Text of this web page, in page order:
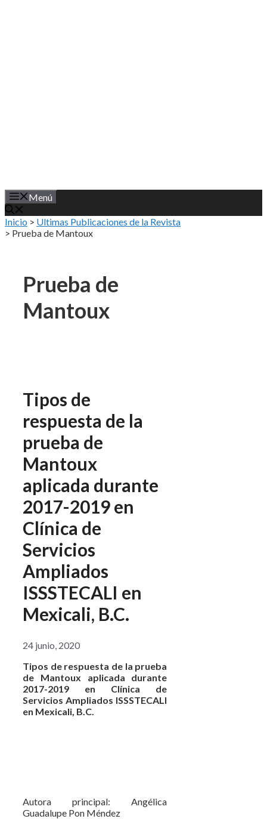
Menú
Inicio > Ultimas Publicaciones de la Revista
> Prueba de Mantoux
Prueba de
Mantoux
Tipos de
respuesta de la
prueba de
Mantoux
aplicada durante
2017-2019 en
Clínica de
Servicios
Ampliados
ISSSTECALI en
Mexicali, B.C.
24 junio, 2020
Tipos de respuesta de la prueba
de Mantoux aplicada durante
2017-2019 en Clínica de
Servicios Ampliados ISSSTECALI
en Mexicali, B.C.
Autora principal: Angélica
Guadalupe Pon Méndez